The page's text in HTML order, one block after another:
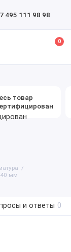
495 111 98 98
0
товар
мм
и ответы 0